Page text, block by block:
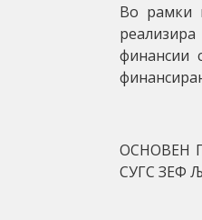
Во рамки
финансии
ОСНОВЕН
СУГС ЗЕФ